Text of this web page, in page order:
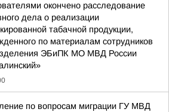
окончено расследование
дела о реализации
табачной продукции,
по материалам сотрудников
ЭБиПК МО МВД России
по вопросам миграции ГУ МВД